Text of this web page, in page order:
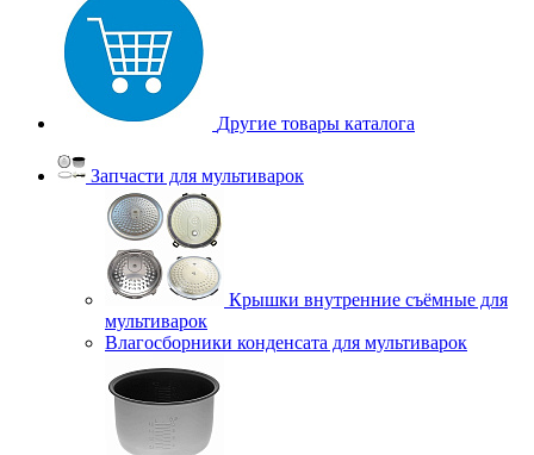
Другие товары каталога
Запчасти для мультиварок
Крышки внутренние съёмные для
мультиварок
Влагосборники конденсата для мультиварок